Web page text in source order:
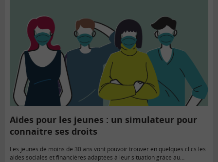
Aides pour les jeunes : un simulateur pour
connaitre ses droits
Les jeunes de moins de 30 ans vont pouvoir trouver en quelques clics les
aides sociales et financières adaptées à leur situation grâce au